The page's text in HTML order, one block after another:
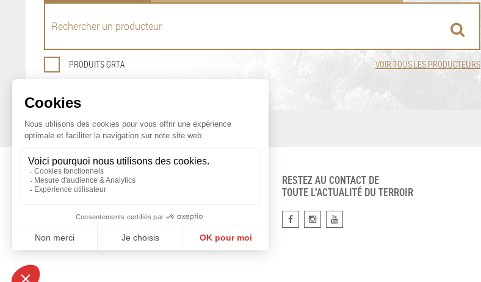
PRODUITS GRTA VOIR TOUS LES PRODUCTEURS
OFFICE DE PROMOTION
DES PRODUITS AGRICOLES DE GENÈVE
Maison du Terroir
1233 Bernex
Tél: 022 388 71 55
info@geneveterroir.ge.ch
RESTEZ AU CONTACT DE
TOUTE L’ACTUALITÉ DU TERROIR